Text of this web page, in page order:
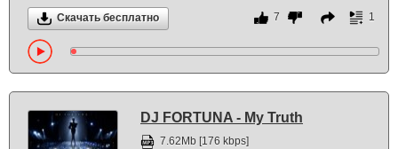
Скачать бесплатно 7 1
DJ FORTUNA - My Truth
7.62Mb [176 kbps]